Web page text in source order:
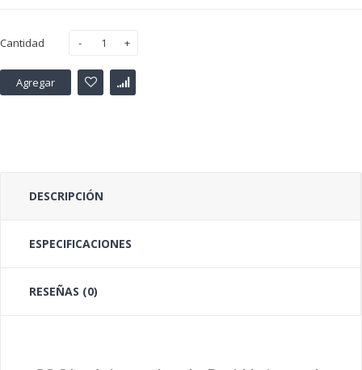
Cantidad
Agregar
DESCRIPCIÓN
ESPECIFICACIONES
RESEÑAS (0)